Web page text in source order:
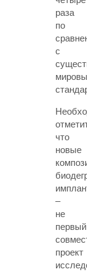
раза
по
с
что
новые
–
не
первый
проект